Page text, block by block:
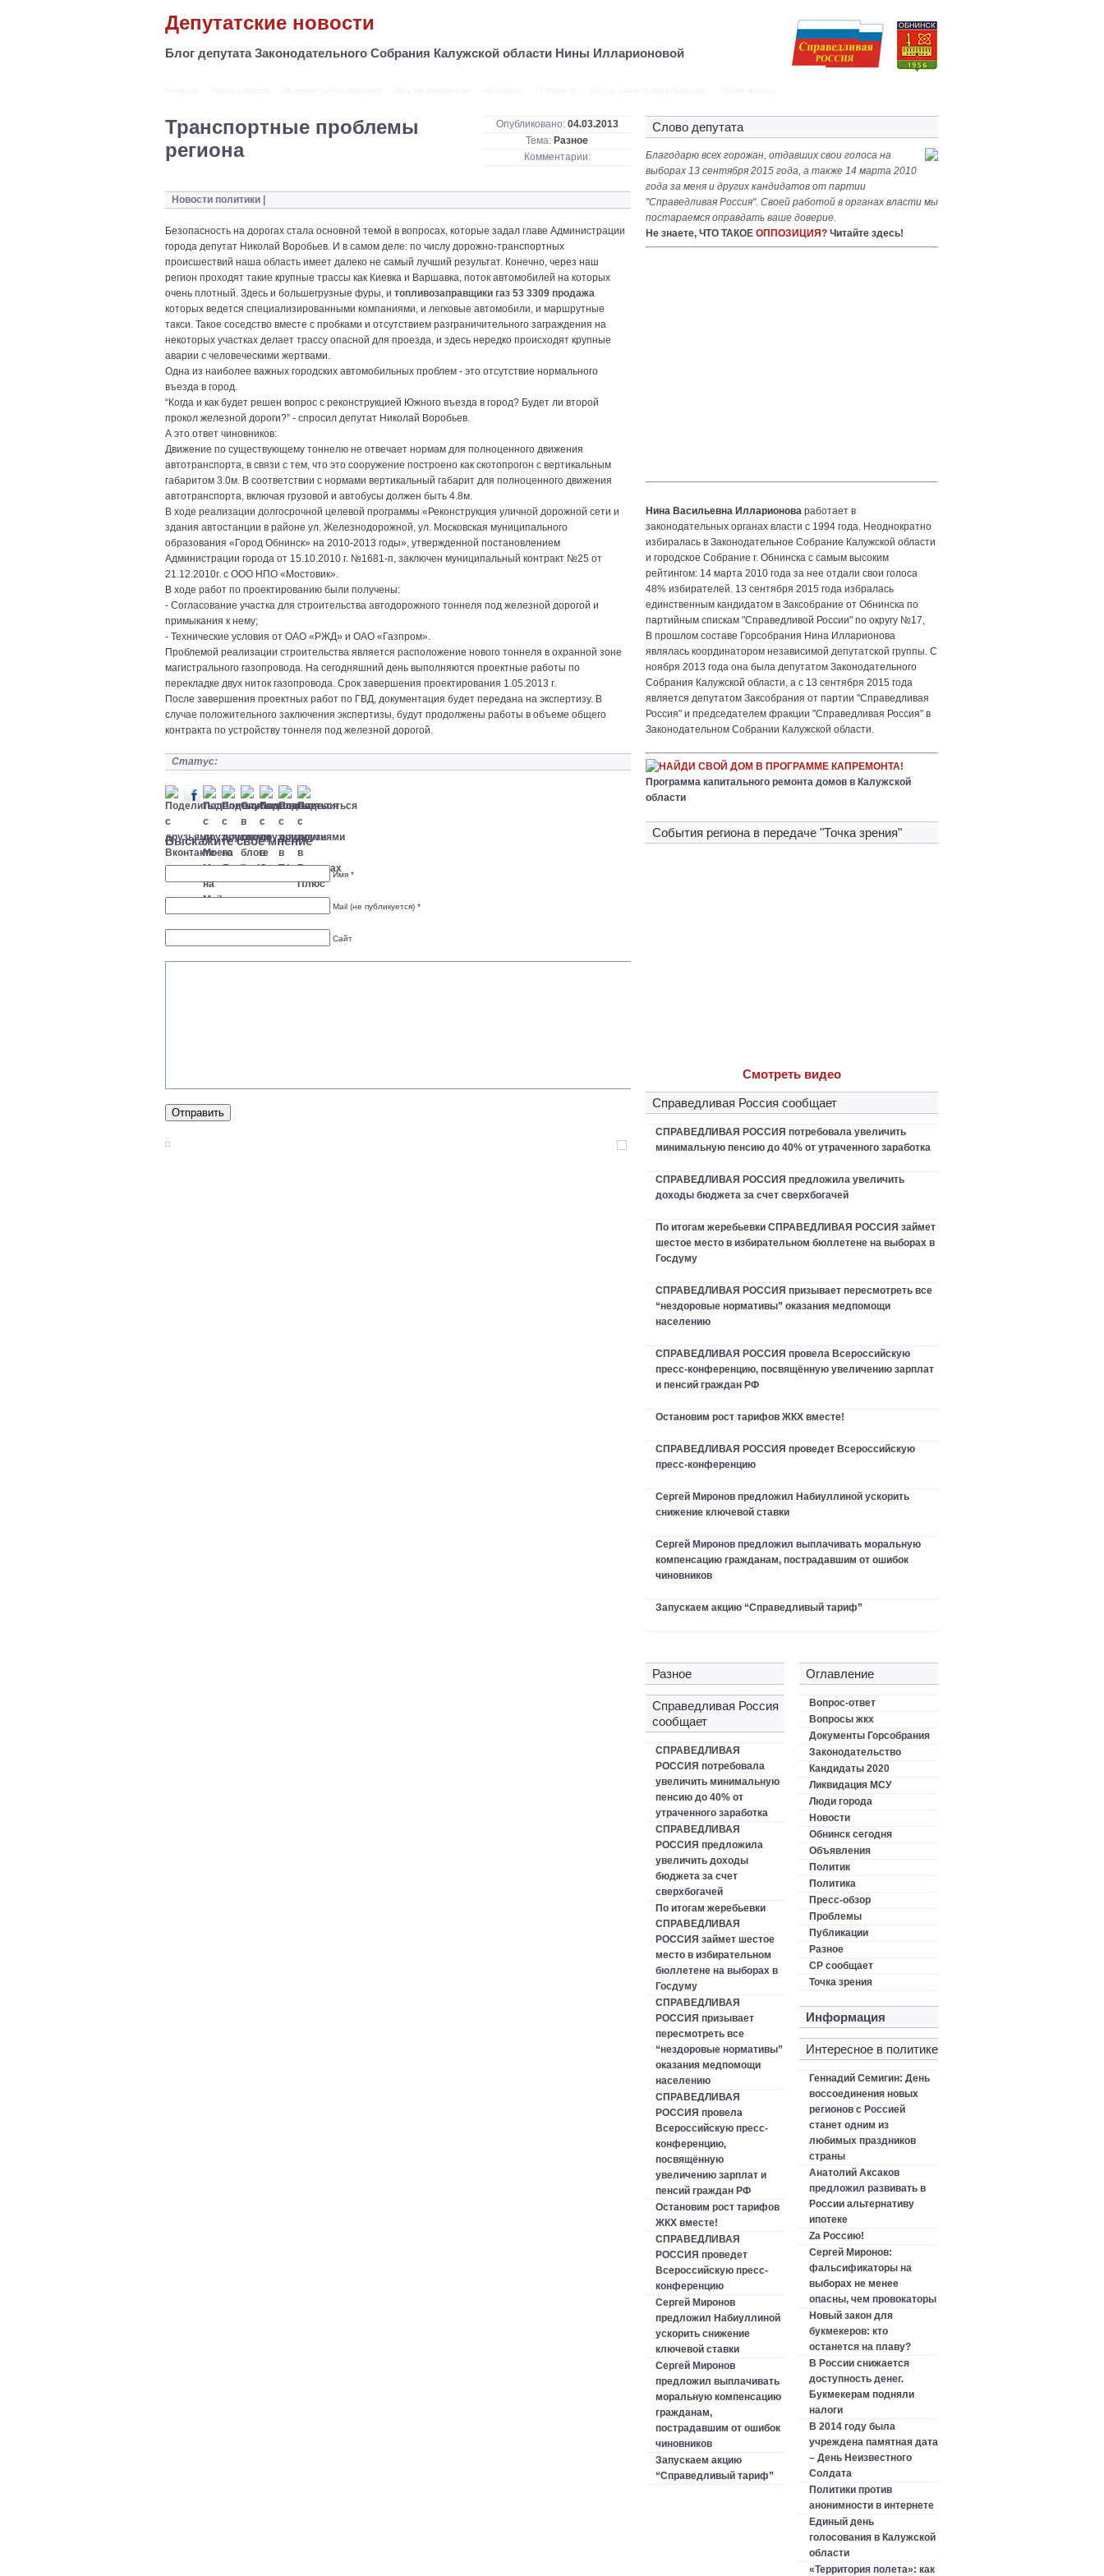
Депутатские новости
Блог депутата Законодательного Собрания Калужской области Нины Илларионовой
Опубликовано: 04.03.2013
Тема: Разное
Комментарии:
Транспортные проблемы
региона
Новости политики
Безопасность на дорогах стала основной темой в вопросах, которые задал главе Администрации
города депутат Николай Воробьев. И в самом деле: по числу дорожно-транспортных
происшествий наша область имеет далеко не самый лучший результат. Конечно, через наш
регион проходят такие крупные трассы как Киевка и Варшавка, поток автомобилей на которых
очень плотный. Здесь и большегрузные фуры, и топливозаправщики газ 53 3309 продажа
которых ведется специализированными компаниями, и легковые автомобили, и маршрутные
такси. Такое соседство вместе с пробками и отсутствием разграничительного заграждения на
некоторых участках делает трассу опасной для проезда, и здесь нередко происходят крупные
аварии с человеческими жертвами.
Одна из наиболее важных городских автомобильных проблем - это отсутствие нормального
въезда в город.
“Когда и как будет решен вопрос с реконструкцией Южного въезда в город? Будет ли второй
прокол железной дороги?” - спросил депутат Николай Воробьев.
А это ответ чиновников:
Движение по существующему тоннелю не отвечает нормам для полноценного движения
автотранспорта, в связи с тем, что это сооружение построено как скотопрогон с вертикальным
габаритом 3.0м. В соответствии с нормами вертикальный габарит для полноценного движения
автотранспорта, включая грузовой и автобусы должен быть 4.8м.
В ходе реализации долгосрочной целевой программы «Реконструкция уличной дорожной сети и
здания автостанции в районе ул. Железнодорожной, ул. Московская муниципального
образования «Город Обнинск» на 2010-2013 годы», утвержденной постановлением
Администрации города от 15.10.2010 г. №1681-п, заключен муниципальный контракт №25 от
21.12.2010г. с ООО НПО «Мостовик».
В ходе работ по проектированию были получены:
- Согласование участка для строительства автодорожного тоннеля под железной дорогой и
примыкания к нему;
- Технические условия от ОАО «РЖД» и ОАО «Газпром».
Проблемой реализации строительства является расположение нового тоннеля в охранной зоне
магистрального газопровода. На сегодняшний день выполняются проектные работы по
перекладке двух ниток газопровода. Срок завершения проектирования 1.05.2013 г.
После завершения проектных работ по ГВД, документация будет передана на экспертизу. В
случае положительного заключения экспертизы, будут продолжены работы в объеме общего
контракта по устройству тоннеля под железной дорогой.
Статус:
Выскажите свое мнение
Имя *
Mail (не публикуется) *
Сайт
Слово депутата
Благодарю всех горожан, отдавших свои голоса на
выборах 13 сентября 2015 года, а также 14 марта 2010
года за меня и других кандидатов от партии
"Справедливая Россия". Своей работой в органах власти мы
постараемся оправдать ваше доверие.
Не знаете, ЧТО ТАКОЕ ОППОЗИЦИЯ? Читайте здесь!
Нина Васильевна Илларионова работает в
законодательных органах власти с 1994 года. Неоднократно
избиралась в Законодательное Собрание Калужской области
и городское Собрание г. Обнинска с самым высоким
рейтингом: 14 марта 2010 года за нее отдали свои голоса
48% избирателей. 13 сентября 2015 года избралась
единственным кандидатом в Заксобрание от Обнинска по
партийным спискам "Справедливой России" по округу №17,
В прошлом составе Горсобрания Нина Илларионова
являлась координатором независимой депутатской группы. С
ноября 2013 года она была депутатом Законодательного
Собрания Калужской области, а с 13 сентября 2015 года
является депутатом Заксобрания от партии "Справедливая
Россия" и председателем фракции "Справедливая Россия" в
Законодательном Собрании Калужской области.
НАЙДИ СВОЙ ДОМ В ПРОГРАММЕ КАПРЕМОНТА!
Программа капитального ремонта домов в Калужской
области
Cобытия региона в передачe "Точка зрения"
Cмотреть видео
Справедливая Россия сообщает
СПРАВЕДЛИВАЯ РОССИЯ потребовала увеличить
минимальную пенсию до 40% от утраченного заработка
СПРАВЕДЛИВАЯ РОССИЯ предложила увеличить
доходы бюджета за счет сверхбогачей
По итогам жеребьевки СПРАВЕДЛИВАЯ РОССИЯ займет
шестое место в избирательном бюллетене на выборах в
Госдуму
СПРАВЕДЛИВАЯ РОССИЯ призывает пересмотреть все
“нездоровые нормативы” оказания медпомощи
населению
СПРАВЕДЛИВАЯ РОССИЯ провела Всероссийскую
пресс-конференцию, посвящённую увеличению зарплат
и пенсий граждан РФ
Остановим рост тарифов ЖКХ вместе!
СПРАВЕДЛИВАЯ РОССИЯ проведет Всероссийскую
пресс-конференцию
Сергей Миронов предложил Набиуллиной ускорить
снижение ключевой ставки
Сергей Миронов предложил выплачивать моральную
компенсацию гражданам, пострадавшим от ошибок
чиновников
Запускаем акцию “Справедливый тариф”
Разное
Справедливая Россия
сообщает
СПРАВЕДЛИВАЯ
РОССИЯ потребовала
увеличить минимальную
пенсию до 40% от
утраченного заработка
СПРАВЕДЛИВАЯ
РОССИЯ предложила
увеличить доходы
бюджета за счет
сверхбогачей
По итогам жеребьевки
СПРАВЕДЛИВАЯ
РОССИЯ займет шестое
место в избирательном
бюллетене на выборах в
Госдуму
СПРАВЕДЛИВАЯ
РОССИЯ призывает
пересмотреть все
“нездоровые нормативы”
оказания медпомощи
населению
СПРАВЕДЛИВАЯ
РОССИЯ провела
Всероссийскую пресс-
конференцию,
посвящённую
увеличению зарплат и
пенсий граждан РФ
Остановим рост тарифов
ЖКХ вместе!
СПРАВЕДЛИВАЯ
РОССИЯ проведет
Всероссийскую пресс-
конференцию
Сергей Миронов
предложил Набиуллиной
ускорить снижение
ключевой ставки
Сергей Миронов
предложил выплачивать
моральную компенсацию
гражданам,
пострадавшим от ошибок
чиновников
Запускаем акцию
“Справедливый тариф”
Оглавление
Вопрос-ответ
Вопросы жкх
Документы Горсобрания
Законодательство
Кандидаты 2020
Ликвидация МСУ
Люди города
Новости
Обнинск сегодня
Объявления
Политик
Политика
Пресс-обзор
Проблемы
Публикации
Разное
СР сообщает
Точка зрения
Информация
Интересное в политике
Геннадий Семигин: День
воссоединения новых
регионов с Россией
станет одним из
любимых праздников
страны
Анатолий Аксаков
предложил развивать в
России альтернативу
ипотеке
Zа Россию!
Сергей Миронов:
фальсификаторы на
выборах не менее
опасны, чем провокаторы
Новый закон для
букмекеров: кто
останется на плаву?
В России снижается
доступность денег.
Букмекерам подняли
налоги
В 2014 году была
учреждена памятная дата
– День Неизвестного
Солдата
Политики против
анонимности в интернете
Единый день
голосования в Калужской
области
«Территория полета»: как